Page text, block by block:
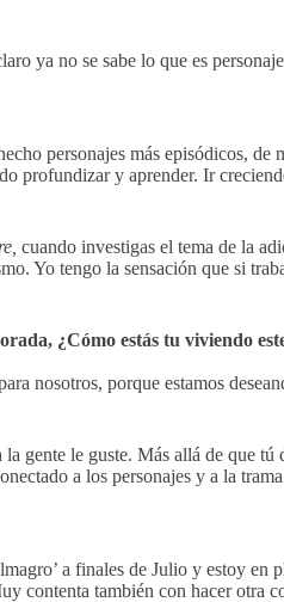
ya no se sabe lo que es
personajes más episódicos, de
profundizar y aprender. Ir
cuando investigas el tema de la
Yo tengo la sensación que si
¿Cómo estás tu viviendo
nosotros, porque estamos
gente le guste. Más allá de que tú
a los personajes y a la
a finales de Julio y estoy en
contenta también con hacer otra